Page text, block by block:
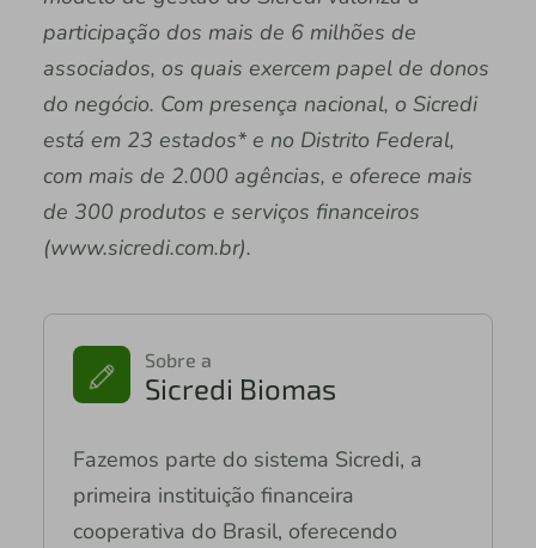
participação dos mais de 6 milhões de
associados, os quais exercem papel de donos
do negócio. Com presença nacional, o Sicredi
está em 23 estados* e no Distrito Federal,
com mais de 2.000 agências, e oferece mais
de 300 produtos e serviços financeiros
(www.sicredi.com.br).
Sobre a
Sicredi Biomas
Fazemos parte do sistema Sicredi, a
primeira instituição financeira
cooperativa do Brasil, oferecendo